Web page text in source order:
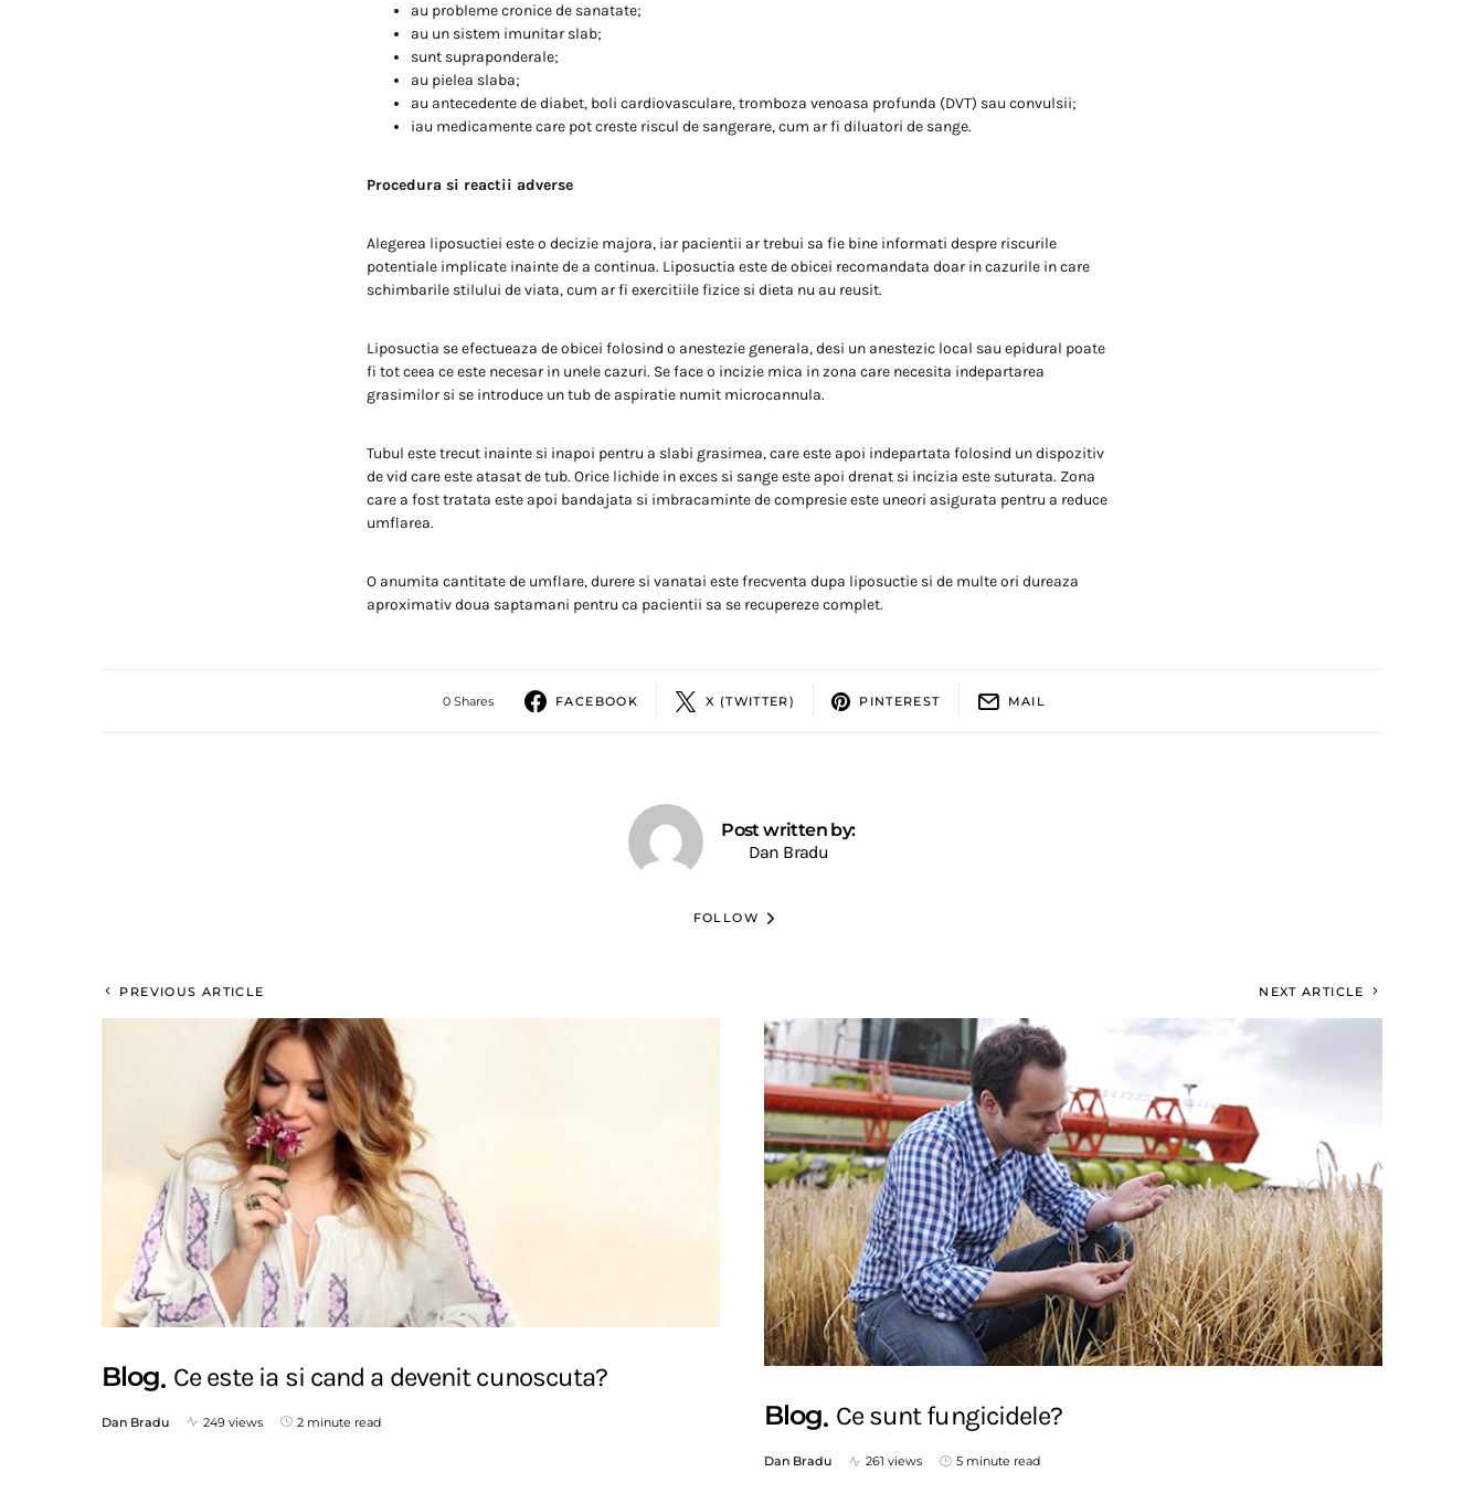
au probleme cronice de sanatate;
au un sistem imunitar slab;
sunt supraponderale;
au pielea slaba;
au antecedente de diabet, boli cardiovasculare, tromboza venoasa profunda (DVT) sau convulsii;
iau medicamente care pot creste riscul de sangerare, cum ar fi diluatori de sange.
Procedura si reactii adverse
Alegerea liposuctiei este o decizie majora, iar pacientii ar trebui sa fie bine informati despre riscurile
potentiale implicate inainte de a continua. Liposuctia este de obicei recomandata doar in cazurile in care
schimbarile stilului de viata, cum ar fi exercitiile fizice si dieta nu au reusit.
Liposuctia se efectueaza de obicei folosind o anestezie generala, desi un anestezic local sau epidural poate
fi tot ceea ce este necesar in unele cazuri. Se face o incizie mica in zona care necesita indepartarea
grasimilor si se introduce un tub de aspiratie numit microcannula.
Tubul este trecut inainte si inapoi pentru a slabi grasimea, care este apoi indepartata folosind un dispozitiv
de vid care este atasat de tub. Orice lichide in exces si sange este apoi drenat si incizia este suturata. Zona
care a fost tratata este apoi bandajata si imbracaminte de compresie este uneori asigurata pentru a reduce
umflarea.
O anumita cantitate de umflare, durere si vanatai este frecventa dupa liposuctie si de multe ori dureaza
aproximativ doua saptamani pentru ca pacientii sa se recupereze complet.
0 Shares FACEBOOK X (TWITTER) PINTEREST MAIL
Post written by:
Dan Bradu
FOLLOW
PREVIOUS ARTICLE
Blog Ce este ia si cand a devenit cunoscuta?
Dan Bradu 249 views 2 minute read
NEXT ARTICLE
Blog Ce sunt fungicidele?
Dan Bradu 261 views 5 minute read